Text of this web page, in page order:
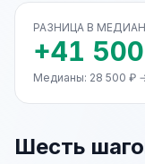
РАЗНИЦА В
+41
Медианы: 28 500 ₽
Шесть